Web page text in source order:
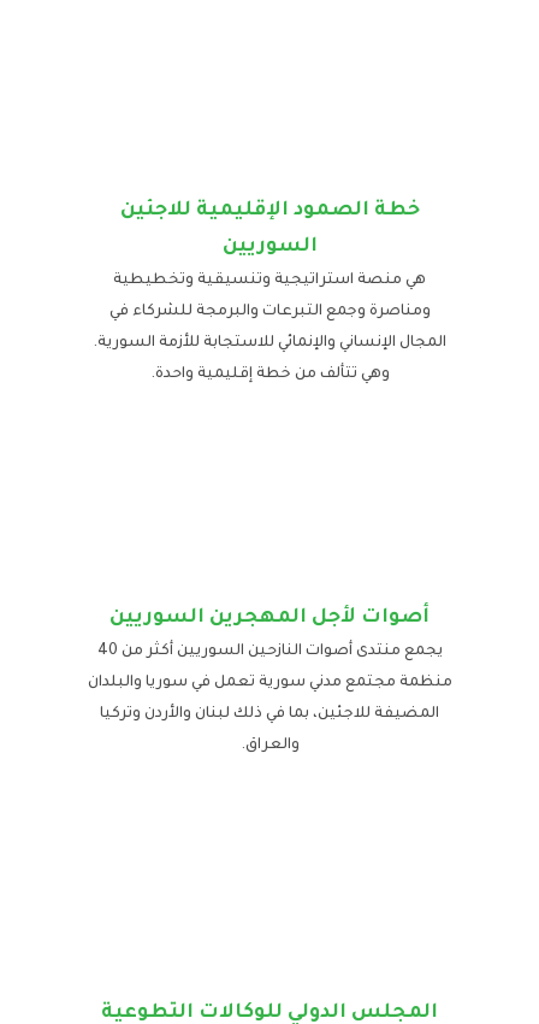
خطة الصمود الإقليمية للاجئين
السوريين
هي منصة استراتيجية وتنسيقية وتخطيطية
ومناصرة وجمع التبرعات والبرمجة للشركاء في
المجال الإنساني والإنمائي للاستجابة للأزمة السورية.
وهي تتألف من خطة إقليمية واحدة.
أصوات لأجل المهجرين السوريين
يجمع منتدى أصوات النازحين السوريين أكثر من 40
منظمة مجتمع مدني سورية تعمل في سوريا والبلدان
المضيفة للاجئين، بما في ذلك لبنان والأردن وتركيا
والعراق.
المجلس الدولي للوكالات التطوعية